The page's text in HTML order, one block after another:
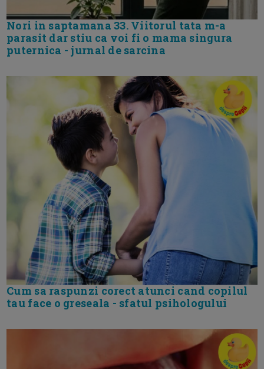
Nori in saptamana 33. Viitorul tata m-a
parasit dar stiu ca voi fi o mama singura
puternica - jurnal de sarcina
Cum sa raspunzi corect atunci cand copilul
tau face o greseala - sfatul psihologului